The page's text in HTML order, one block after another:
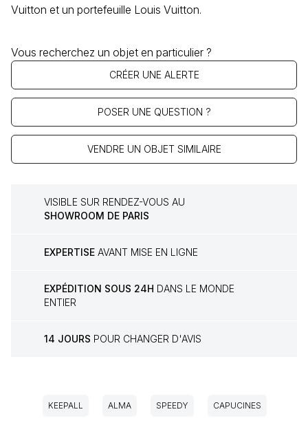
Vuitton et un portefeuille Louis Vuitton.
Vous recherchez un objet en particulier ?
CRÉER UNE ALERTE
POSER UNE QUESTION ?
VENDRE UN OBJET SIMILAIRE
VISIBLE SUR RENDEZ-VOUS AU
SHOWROOM DE PARIS
EXPERTISE AVANT MISE EN LIGNE
EXPÉDITION SOUS 24H DANS LE MONDE
ENTIER
14 JOURS POUR CHANGER D'AVIS
KEEPALL ALMA SPEEDY CAPUCINES